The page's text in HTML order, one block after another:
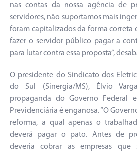
nas contas da nossa agência de
servidores, não suportamos mais
foram capitalizados da forma correta
fazer o servidor público pagar a
para lutar contra essa proposta”,
O presidente do Sindicato dos
do Sul (Sinergia/MS), Élvio
propaganda do Governo Federal
Previdenciária é enganosa. “O
reforma, a qual apenas o
deverá pagar o pato. Antes de
deveria cobrar as empresas que